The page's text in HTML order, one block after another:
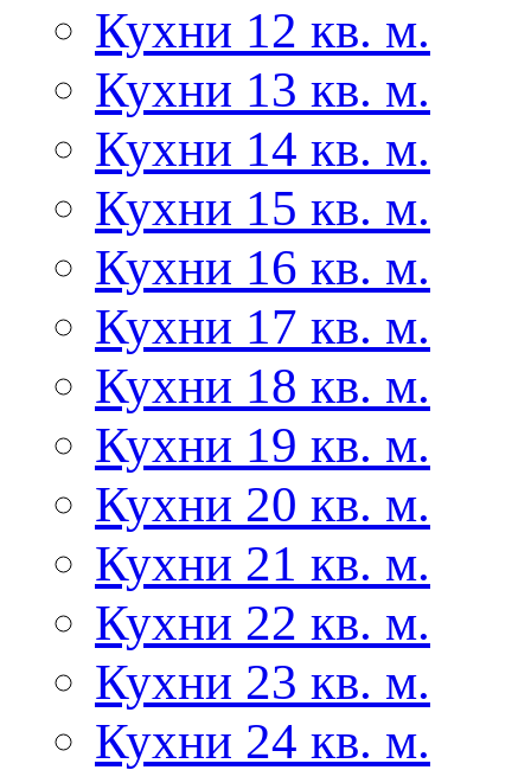
Кухни 12 кв. м.
Кухни 13 кв. м.
Кухни 14 кв. м.
Кухни 15 кв. м.
Кухни 16 кв. м.
Кухни 17 кв. м.
Кухни 18 кв. м.
Кухни 19 кв. м.
Кухни 20 кв. м.
Кухни 21 кв. м.
Кухни 22 кв. м.
Кухни 23 кв. м.
Кухни 24 кв. м.